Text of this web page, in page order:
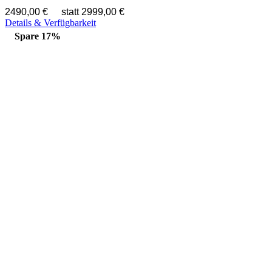
2490,00 €
statt 2999,00 €
Details & Verfügbarkeit
Spare 17%